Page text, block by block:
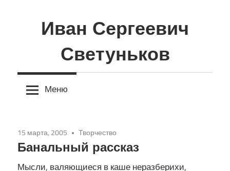
содержимому
Иван Сергеевич
Светуньков
Меню
15 марта, 2005 Творчество
Банальный рассказ
Мысли, валяющиеся в каше неразберихи,